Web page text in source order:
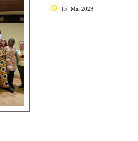
15. Mai 2023